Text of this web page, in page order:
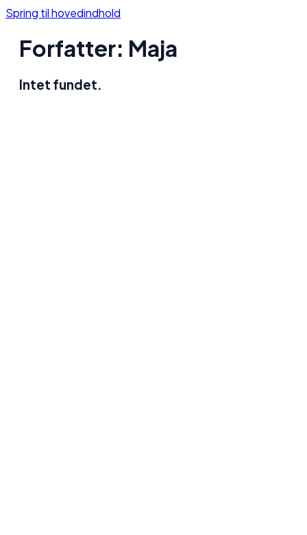
Spring til hovedindhold
Forfatter: Maja
Intet fundet.